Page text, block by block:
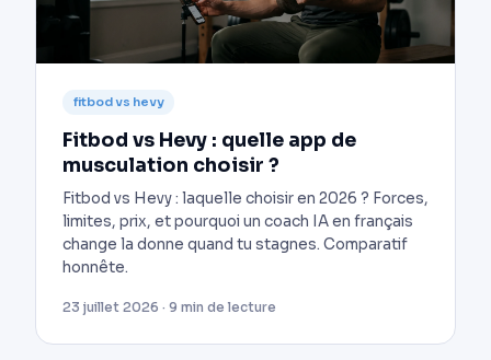
fitbod vs hevy
Fitbod vs Hevy : quelle app de
musculation choisir ?
Fitbod vs Hevy : laquelle choisir en 2026 ? Forces,
limites, prix, et pourquoi un coach IA en français
change la donne quand tu stagnes. Comparatif
honnête.
23 juillet 2026 · 9 min de lecture